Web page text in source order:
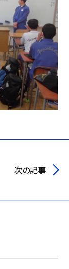
次の記事